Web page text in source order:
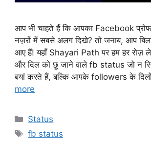
आप भी चाहते हैं कि आपका Facebook
नज़रों में सबसे अलग दिखे? तो जनाब, आप
आए हैं! यहाँ Shayari Path पर हम हर रोज़
और दिल को छू जाने वाले fb status जो न
बयां करते हैं, बल्कि आपके followers के
more
Categories
Status
Tags
fb status